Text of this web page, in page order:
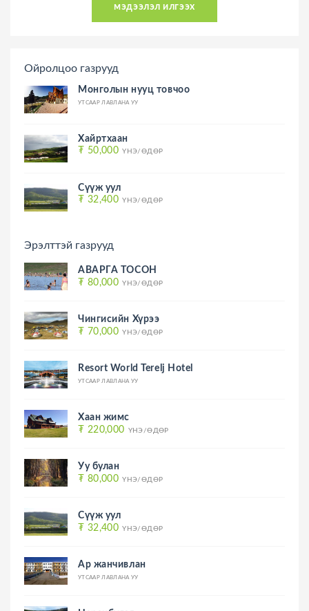
мэдээлэл илгээх
Ойролцоо газрууд
Монголын нууц товчоо
УТСААР ЛАВЛАНА УУ
Хайртхаан
₮ 50,000 ҮНЭ/ӨДӨР
Сүүж уул
₮ 32,400 ҮНЭ/ӨДӨР
Эрэлттэй газрууд
АВАРГА ТОСОН
₮ 80,000 ҮНЭ/ӨДӨР
Чингисийн Хүрээ
₮ 70,000 ҮНЭ/ӨДӨР
Resort World Terelj Hotel
УТСААР ЛАВЛАНА УУ
Хаан жимс
₮ 220,000 ҮНЭ/ӨДӨР
Уу булан
₮ 80,000 ҮНЭ/ӨДӨР
Сүүж уул
₮ 32,400 ҮНЭ/ӨДӨР
Ар жанчивлан
УТСААР ЛАВЛАНА УУ